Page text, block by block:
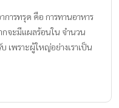
การทรุด คือ การทานอาหาร
กจะมีแผลร้อนใน จำนวน
เพราะผู้ใหญ่อย่างเราเป็น